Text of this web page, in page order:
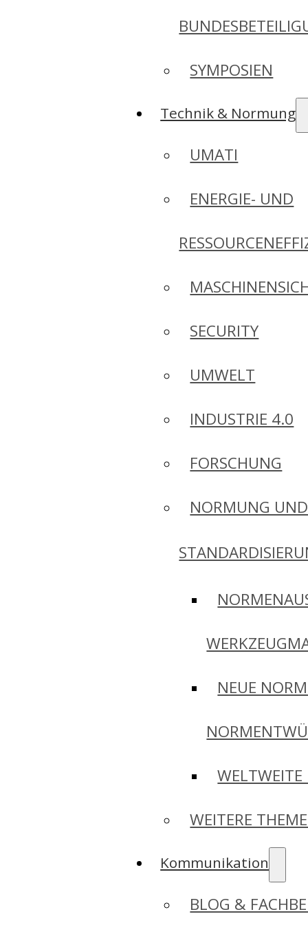
SYMPOSIEN
Technik & Normung
UMATI
ENERGIE- UND
SECURITY
UMWELT
INDUSTRIE 4.0
FORSCHUNG
NORMUNG UND
NEUE
WEITERE
Kommunikation
BLOG &